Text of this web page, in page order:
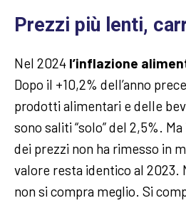
Prezzi più lenti,
Nel 2024 l’inflazione
Dopo il +10,2% dell’anno
prodotti alimentari e delle
sono saliti “solo” del 2,5%.
dei prezzi non ha rimesso in
valore resta identico al 2023.
non si compra meglio. Si